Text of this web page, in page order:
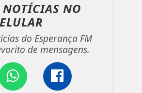
NOTÍCIASNO
do Esperança FM
de mensagens.